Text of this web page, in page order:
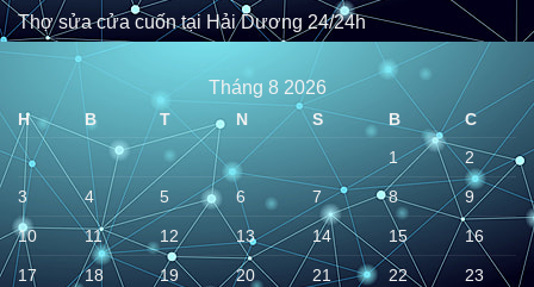
Thợ sửa cửa cuốn tại Hải Dương 24/24h
Tháng 8 2026
H B T N S B
C
1
2
3 4 5 6 7 8 9
10 11 12 13 14 15 16
17 18 19 20 21 22 23